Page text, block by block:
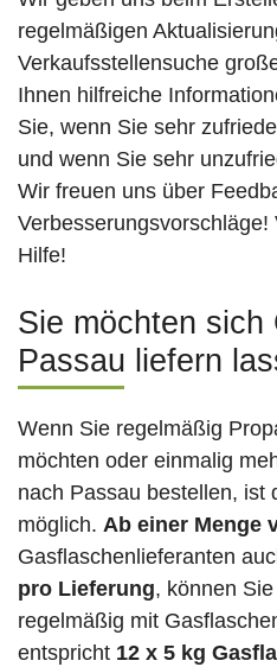
regelmäßigen
Verkaufsstellensuche
Ihnen hilfreiche
Sie, wenn Sie sehr
und wenn Sie sehr
Wir freuen uns über
Hilfe!
Sie möchten sich
Passau liefern
Wenn Sie regelmäßig
möchten oder einmalig
nach Passau bestellen, ist
möglich. Ab einer Menge
Gasflaschenlieferanten
pro Lieferung, können
regelmäßig mit
entspricht 12 x 5 kg